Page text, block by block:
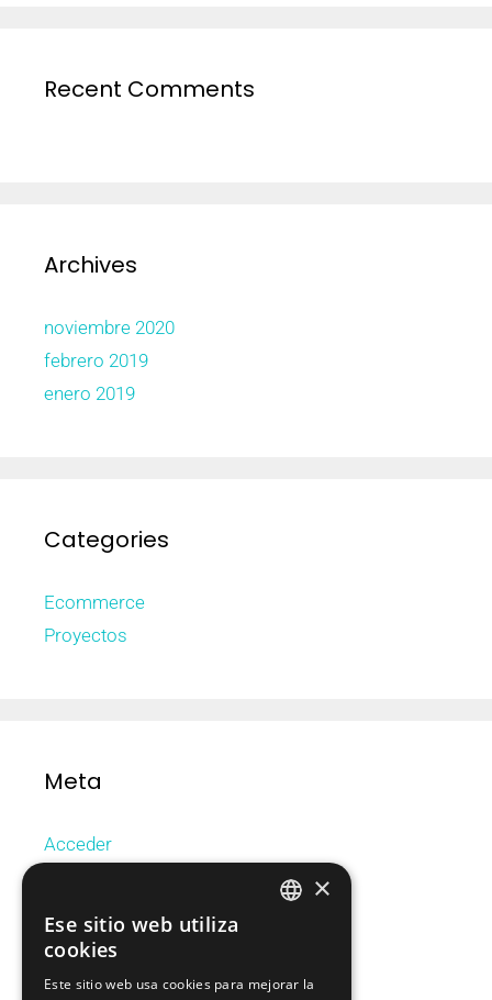
Recent Comments
Archives
noviembre 2020
febrero 2019
enero 2019
Categories
Ecommerce
Proyectos
Meta
Acceder
WordPress.org
×
Ese sitio web utiliza
cookies
Este sitio web usa cookies para mejorar la